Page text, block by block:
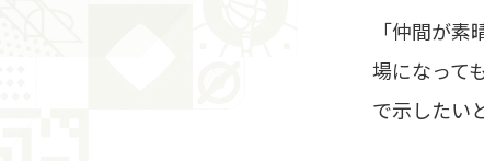
「仲間が
場になって
で示したい